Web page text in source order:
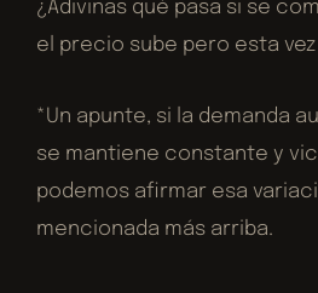
¿Adivinas qué pasa si se
el precio sube pero esta
*Un apunte, si la demanda
se mantiene constante y
podemos afirmar esa
mencionada más arriba.